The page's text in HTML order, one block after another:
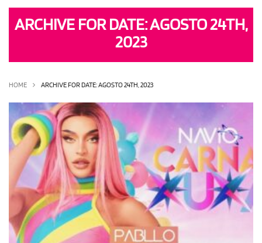
OLHA ISSO! EU QUERO!
ARCHIVE FOR DATE: AGOSTO 24TH,
2023
HOME ARCHIVE FOR DATE: AGOSTO 24TH, 2023